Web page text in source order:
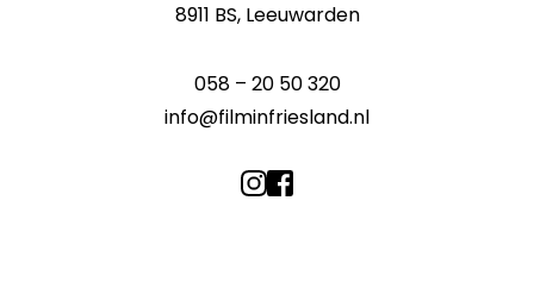
8911 BS, Leeuwarden
058 – 20 50 320
info@filminfriesland.nl